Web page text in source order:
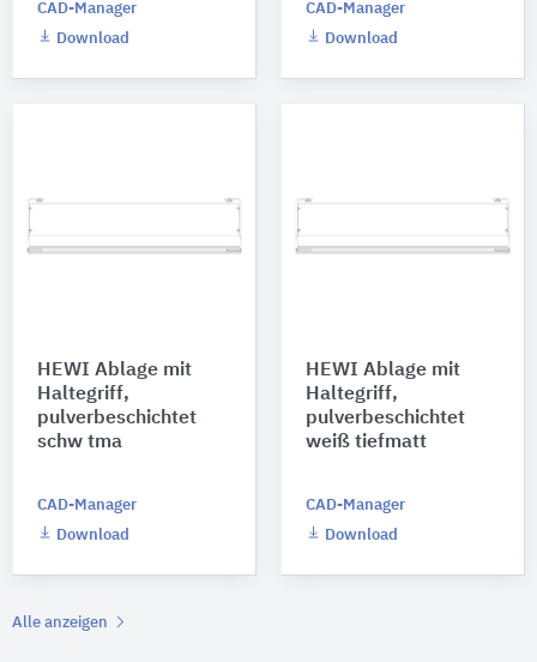
CAD-Manager
Download
CAD-Manager
Download
HEWI Ablage mit
Haltegriff,
pulverbeschichtet
schw tma
CAD-Manager
Download
HEWI Ablage mit
Haltegriff,
pulverbeschichtet
weiß tiefmatt
CAD-Manager
Download
Alle anzeigen